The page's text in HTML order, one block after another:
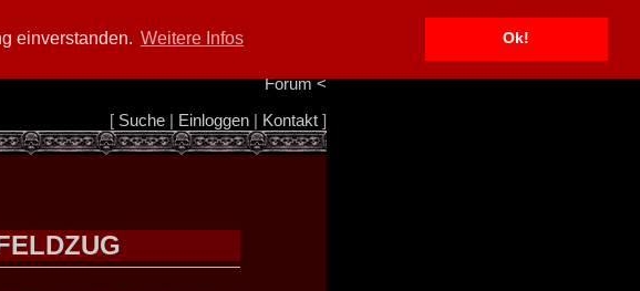
einverstanden. Weitere Infos Ok!
Info/Impressum
Forum<
[ Suche| Einloggen| Kontakt]